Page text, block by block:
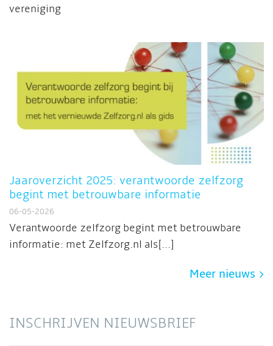
vereniging
Jaaroverzicht 2025: verantwoorde zelfzorg
begint met betrouwbare informatie
06-05-2026
Verantwoorde zelfzorg begint met betrouwbare
informatie: met Zelfzorg.nl als[...]
Meer nieuws
INSCHRIJVEN NIEUWSBRIEF